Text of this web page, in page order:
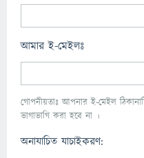
আমার ই-মেইলঃ
গোপনীয়তাঃ আপনার ই-মেইল
ভাগাভাগি করা হবে না ।
অনাযাচিত যাচাইকরণ: